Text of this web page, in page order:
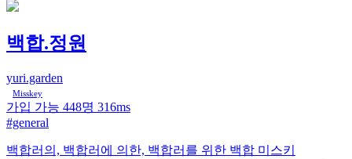
백합.정원
yuri.garden
Misskey
가입 가능 448명 316ms
#general
백합러의, 백합러에 의한, 백합러를 위한 백합 미스키